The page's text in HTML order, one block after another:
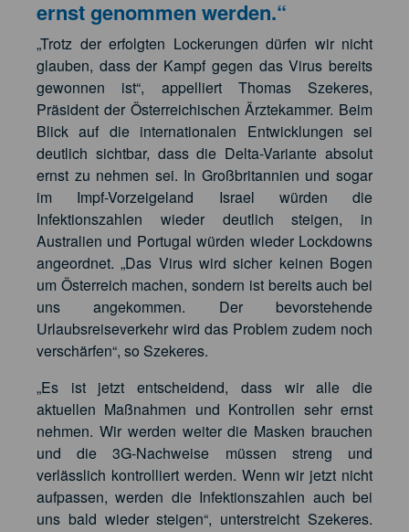
ernst genommen werden.“
„Trotz der erfolgten Lockerungen dürfen wir nicht
glauben, dass der Kampf gegen das Virus bereits
gewonnen ist“, appelliert Thomas Szekeres,
Präsident der Österreichischen Ärztekammer. Beim
Blick auf die internationalen Entwicklungen sei
deutlich sichtbar, dass die Delta-Variante absolut
ernst zu nehmen sei. In Großbritannien und sogar
im Impf-Vorzeigeland Israel würden die
Infektionszahlen wieder deutlich steigen, in
Australien und Portugal würden wieder Lockdowns
angeordnet. „Das Virus wird sicher keinen Bogen
um Österreich machen, sondern ist bereits auch bei
uns angekommen. Der bevorstehende
Urlaubsreiseverkehr wird das Problem zudem noch
verschärfen“, so Szekeres.
„Es ist jetzt entscheidend, dass wir alle die
aktuellen Maßnahmen und Kontrollen sehr ernst
nehmen. Wir werden weiter die Masken brauchen
und die 3G-Nachweise müssen streng und
verlässlich kontrolliert werden. Wenn wir jetzt nicht
aufpassen, werden die Infektionszahlen auch bei
uns bald wieder steigen“, unterstreicht Szekeres.